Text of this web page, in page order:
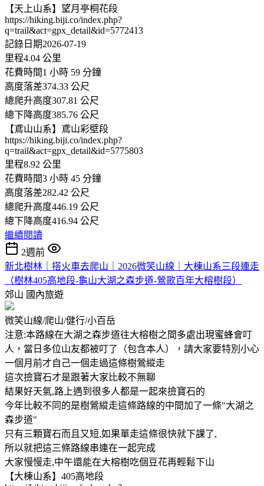
【天上山系】望月亭桐花段
https://hiking.biji.co/index.php?
q=trail&act=gpx_detail&id=5772413
記錄日期2026-07-19
里程4.04 公里
花費時間1 小時 59 分鐘
高度落差374.33 公尺
總爬升高度307.81 公尺
總下降高度385.76 公尺
【鳶山山系】鳶山彩壁段
https://hiking.biji.co/index.php?
q=trail&act=gpx_detail&id=5775803
里程8.92 公里
花費時間3 小時 45 分鐘
高度落差282.42 公尺
總爬升高度446.19 公尺
總下降高度416.94 公尺
繼續閱讀
2週前
新北樹林｜搭火車去爬山｜2026微笑山線｜大棟山系三段連走
（樹林405高地段-龜山大湖之森步道-鶯歌百年大榕樹段）
郊山 國內旅遊
微笑山線/爬山/健行/小百岳
注意:本路線在大湖之森步道往大榕樹之間多處出現蜜蜂會叮
人，當日多位山友都被叮了（包含本人），請大家要特別小心
一個月前才自己一個走過這條樹鶯縱走
這次撿寶石才是跟著大家比較不無聊
結果好天氣,路上遇到很多人都是一起來撿寶石的
今年比較不同的是樹鶯縱走這條路線的中間加了一條"大湖之
森步道"
只有三顆寶石而且又短,如果單走這條很快就下課了,
所以就把這三條路線串連在一起完成
大家慢慢走,中午還能在大榕樹吃個豆花再輕鬆下山
【大棟山系】405高地段